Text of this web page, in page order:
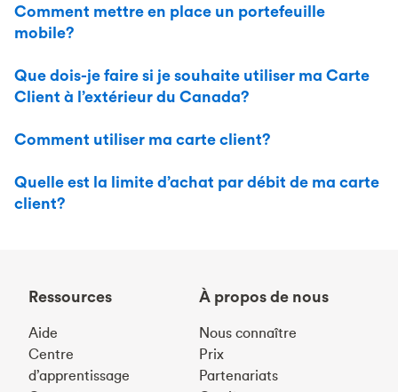
Comment mettre en place un portefeuille
mobile?
Que dois-je faire si je souhaite utiliser ma Carte
Client à l’extérieur du Canada?
Comment utiliser ma carte client?
Quelle est la limite d’achat par débit de ma carte
client?
Ressources
Aide
Centre
d’apprentissage
À propos de nous
Nous connaître
Prix
Partenariats